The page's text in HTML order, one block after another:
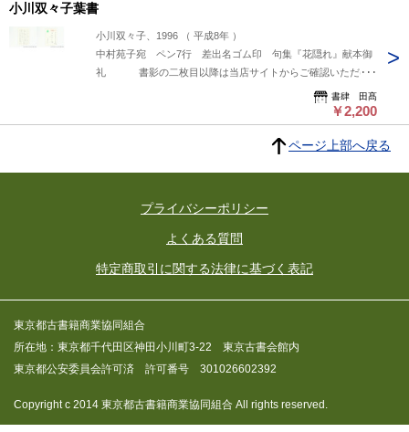
小川双々子葉書
小川双々子、1996 （ 平成8年 ）
中村苑子宛 ペン7行 差出名ゴム印 句集『花隠れ』献本御
礼 書影の二枚目以降は当店サイトからご確認いただけ
ます→ https://www.shoshitakou.com/items/86977876
書肆 田髙
￥2,200
ページ上部へ戻る
プライバシーポリシー
よくある質問
特定商取引に関する法律に基づく表記
東京都古書籍商業協同組合
所在地：東京都千代田区神田小川町3-22 東京古書会館内
東京都公安委員会許可済 許可番号 301026602392
Copyright c 2014 東京都古書籍商業協同組合 All rights reserved.